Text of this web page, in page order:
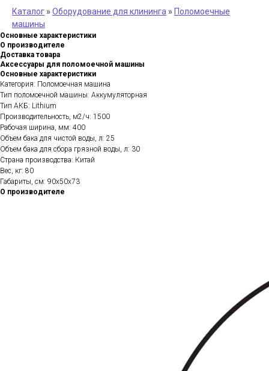
Каталог»Оборудование для клининга» Поломоечные
машины
Основные характеристики
О производителе
Доставка товара
Аксессуары для поломоечной машины
Основные характеристики
Категория: Поломоечная машина
Тип поломоечной машины: Аккумуляторная
Тип АКБ: Lithium
Производительность, м2/ч: 1500
Рабочая ширина, мм: 400
Объем бака для чистой воды, л: 25
Объем бака для сбора грязной воды, л: 30
Страна производства: Китай
Вес, кг: 80
Габариты, см: 90х50х73
О производителе